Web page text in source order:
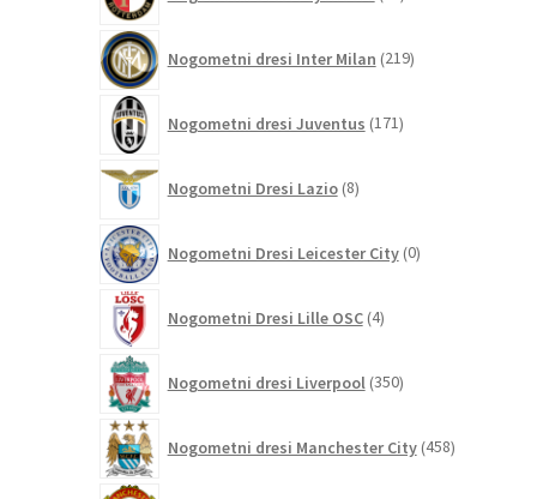
Nogometni dresi Inter Milan 219izdelkov
Nogometni dresi Juventus 171izdelkov
Nogometni Dresi Lazio 8izdelkov
Nogometni Dresi Leicester City 0izdelkov
Nogometni Dresi Lille OSC 4izdelki
Nogometni dresi Liverpool 350izdelkov
Nogometni dresi Manchester City 458izdelkov